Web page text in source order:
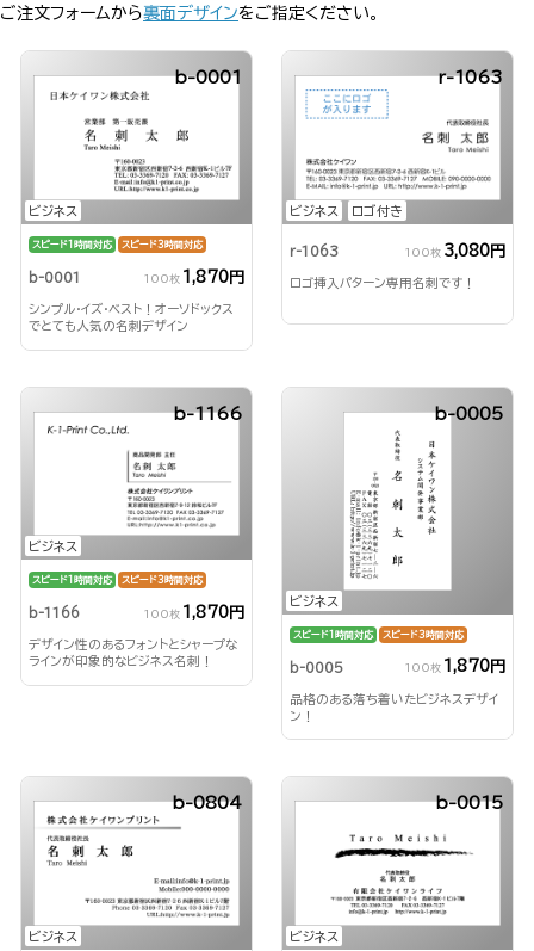
ご注文フォームから裏面デザインをご指定ください。
ビジネス
b-0001
スピード1時間対応 スピード3時間対応
b-0001 100枚 1,870円
シンプル・イズ・ベスト！オーソドックス
でとても人気の名刺デザイン
ビジネス ロゴ付き
r-1063
r-1063 100枚 3,080円
ロゴ挿入パターン専用名刺です！
ビジネス
b-1166
スピード1時間対応 スピード3時間対応
b-1166 100枚 1,870円
デザイン性のあるフォントとシャープな
ラインが印象的なビジネス名刺！
ビジネス
b-0005
スピード1時間対応 スピード3時間対応
b-0005 100枚 1,870円
品格のある落ち着いたビジネスデザイ
ン！
ビジネス
b-0804
ビジネス
b-0015